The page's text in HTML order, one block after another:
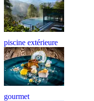
piscine extérieure
gourmet